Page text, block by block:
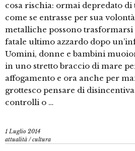
cosa rischia: ormai depredato
come se entrasse per sua
metalliche possono trasformarsi
fatale ultimo azzardo dopo
Uomini, donne e bambini
in uno stretto braccio di mare
affogamento e ora anche per
grottesco pensare di
controlli o …
1 Luglio 2014
attualità /cultura